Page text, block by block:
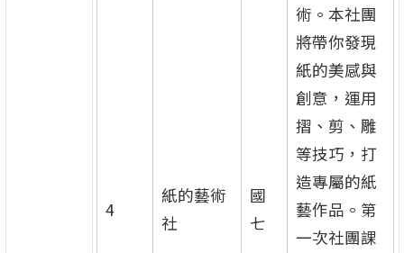
4
紙的藝術
社
國
七
術。本社團
將帶你發現
紙的美感與
創意，運用
摺、剪、雕
等技巧，打
造專屬的紙
藝作品。第
一次社團課